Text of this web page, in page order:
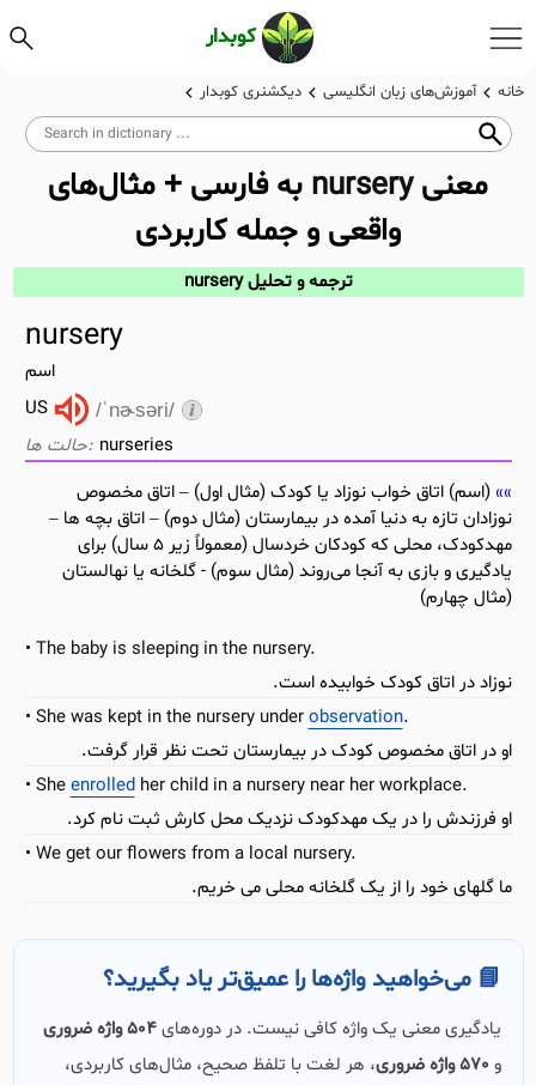
کوبدار
خانه آموزش‌های زبان انگلیسی دیکشنری کوبدار
معنیnursery به فارسی + مثال‌های
واقعی و جمله کاربردی
ترجمه و تحلیل nursery
nursery
اسم
US
/ˈnɚsəri/
nurseries
(اسم) اتاق خواب نوزاد یا کودک (مثال اول) – اتاق مخصوص
نوزادان تازه به دنیا آمده در بیمارستان (مثال دوم) – اتاق بچه ها –
مهدکودک، محلی که کودکان خردسال (معمولاً زیر 5 سال) برای
یادگیری و بازی به آنجا می‌روند (مثال سوم) - گلخانه یا نهالستان
(مثال چهارم)
The baby is sleeping in the nursery.
نوزاد در اتاق کودک خوابیده است.
She was kept in the nursery underobservation.
او در اتاق مخصوص کودک در بیمارستان تحت نظر قرار گرفت.
Sheenrolledher child in a nursery near her workplace.
او فرزندش را در یک مهدکودک نزدیک محل کارش ثبت نام کرد.
We get our flowers from a local nursery.
ما گلهای خود را از یک گلخانه محلی می خریم.
📘 می‌خواهید واژه‌ها را عمیق‌تر یاد بگیرید؟
یادگیری معنی یک واژه کافی نیست. در دوره‌های504 واژه ضروری
و 570 واژه ضروری
، هر لغت با تلفظ صحیح، مثال‌های کاربردی،